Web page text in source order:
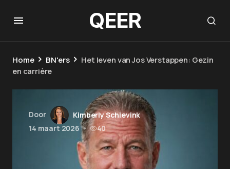
QEER
Home BN'ers
Het leven van Jos Verstappen: Gezin
en carrière
Door
Kimberly Schievink
14 maart 2026 • 40